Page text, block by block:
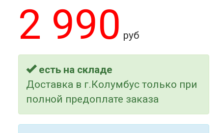
2 990 руб
есть на складе
Доставка в г.Колумбус только при
полной предоплате заказа